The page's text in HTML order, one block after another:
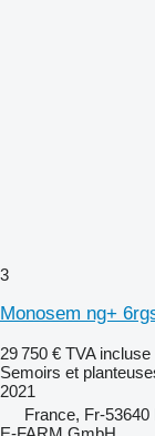
3
Monosem ng+
29 750 € TVA incluse
Semoirs et
2021
France, Fr-53640